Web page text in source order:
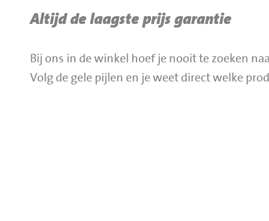
Altijd de laagste prijs garantie
Bij ons in de winkel hoef je nooit te zoeken
Volg de gele pijlen en je weet direct welke